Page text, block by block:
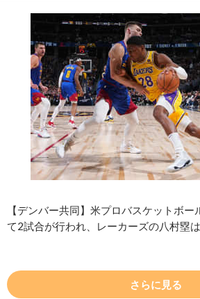
【デンバー共同】米プロバスケットボ
て2試合が行われ、レーカーズの八村塁
さらに見る